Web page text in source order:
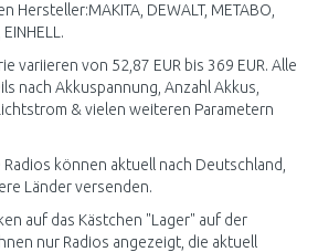
DEWALT, METABO,
variieren von 52,87 EUR bis 369 EUR. Alle
nach Akkuspannung, Anzahl Akkus,
& vielen weiteren Parametern
können aktuell nach Deutschland,
Länder versenden.
auf das Kästchen "Lager" auf der
nur Radios angezeigt, die aktuell